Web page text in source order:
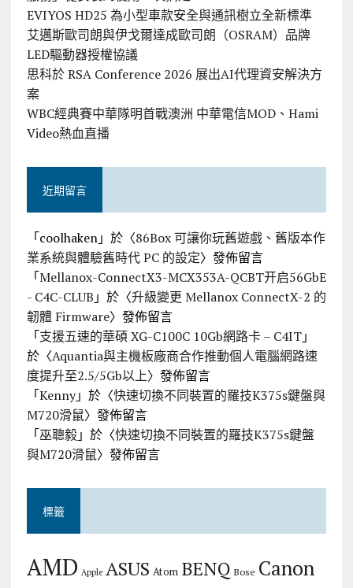
EVIYOS HD25 為小型車款安全與通訊樹立全新標準
艾邁斯歐司朗與伊戈爾達成歐司朗（OSRAM）品牌
LED驅動器授權協議
思科於 RSA Conference 2026 展出AI代理資安解決方
案
WBC經典賽中華隊明首戰澳洲 中華電信MOD、Hami
Video熱血直播
近期留言
「coolhaken」於〈86Box 可讓你玩舊遊戲、舊版本作
業系統與體驗舊時代 PC 的設定〉發佈留言
「Mellanox-ConnectX3-MCX353A-QCBT开启56GbE
- C4C-CLUB 」於〈升級變更 Mellanox ConnectX-2 的
韌體 Firmware〉發佈留言
「支援五速的華碩 XG-C100C 10Gb網路卡 – C4IT」
於〈Aquantia與主機板廠商合作推動個人電腦網路速
度提升至2.5/5Gb以上〉發佈留言
「Kenny」於〈快速切換不同裝置的羅技K375s鍵盤與
M720滑鼠〉發佈留言
「巫聰毅」於〈快速切換不同裝置的羅技K375s鍵盤
與M720滑鼠〉發佈留言
標籤
AMD Apple ASUS Atom BENQ Bose Canon